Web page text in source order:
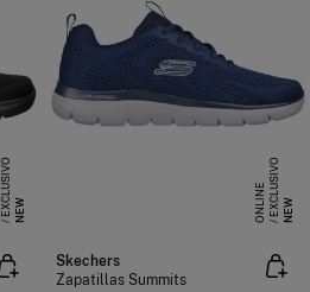
NEW
E
X
C
L
S
I
V
O
O
N
L
I
N NEW
E
X
C
L
US
I
V
O
O
N
L
I
N
E
Skechers
Zapatillas Summits